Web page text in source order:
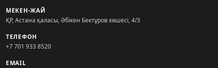
МЕКЕН-ЖАЙ
ҚР, Астана қаласы, Әбікен Бектұров көшесі, 4/3
ТЕЛЕФОН
+7 701 933 8520
EMAIL